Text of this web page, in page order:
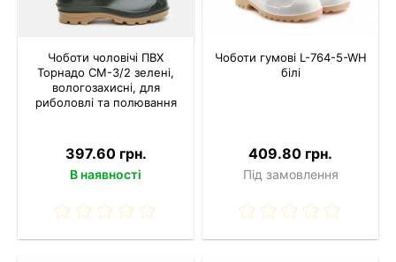
Чоботи чоловічі ПВХ
Торнадо СМ-3/2 зелені,
вологозахисні, для
риболовлі та полювання
397.60 грн.
В наявності
Чоботи гумові L-764-5-WH
білі
409.80 грн.
Під замовлення